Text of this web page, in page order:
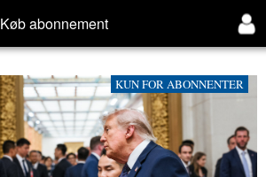
Køb abonnement
KUN FOR ABONNENTER